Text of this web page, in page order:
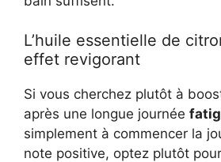
L’huile essentielle de
effet revigorant
Si vous cherchez plutôt à
après une longue journée
simplement à commencer la
note positive, optez plutôt pour